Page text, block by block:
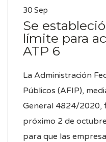
30 Sep
Se
límite para
ATP 6
La Administración
Públicos (AFIP),
General 4824/2020,
próximo 2 de
para que las